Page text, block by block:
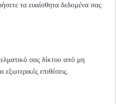
τα ευαίσθητα δεδομένα σας
σας δίκτυο από μη
επιθέσεις.